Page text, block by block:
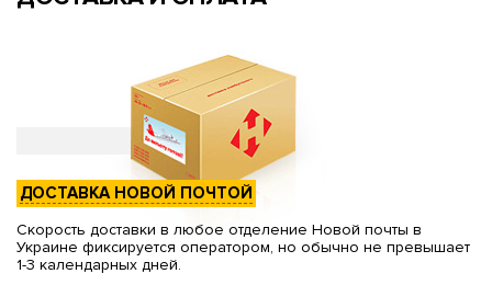
ДОСТАВКА НОВОЙ ПОЧТОЙ
Скорость доставки в любое отделение Новой почты в
Украине фиксируется оператором, но обычно не превышает
1-3 календарных дней.